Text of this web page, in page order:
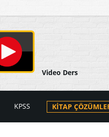
Video Ders
KPSS KİTAP